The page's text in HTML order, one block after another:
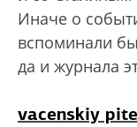
Иначе о
вспоминали
да и журнала
vacenskiy